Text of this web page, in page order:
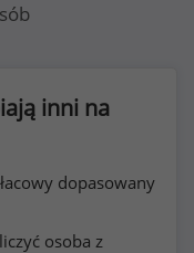
inni na
dopasowany
osoba z